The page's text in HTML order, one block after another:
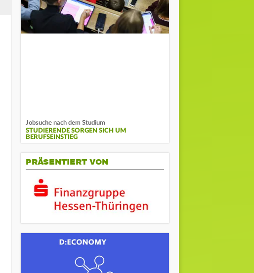
Jobsuche nach dem Studium
STUDIERENDE SORGEN SICH UM
BERUFSEINSTIEG
PRÄSENTIERT VON